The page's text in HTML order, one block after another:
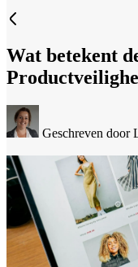
Wat betekent
Geschreven door